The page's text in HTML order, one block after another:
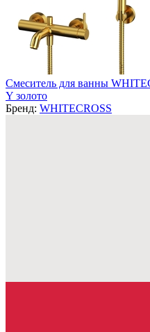
Смеситель для ванны
Y золото
Бренд: WHITECROSS